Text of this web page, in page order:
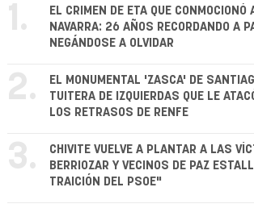
1.
EL CRIMEN DE ETA QUE CONMOCIONÓ
NAVARRA: 26 AÑOS RECORDANDO A
NEGÁNDOSE A OLVIDAR
2.
EL MONUMENTAL 'ZASCA' DE
TUITERA DE IZQUIERDAS QUE LE
LOS RETRASOS DE RENFE
3.
CHIVITE VUELVE A PLANTAR A LAS
BERRIOZAR Y VECINOS DE PAZ
TRAICIÓN DEL PSOE"